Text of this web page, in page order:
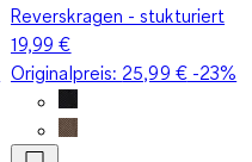
Reverskragen - stukturiert
19,99 €
Originalpreis: 25,99 €-23%